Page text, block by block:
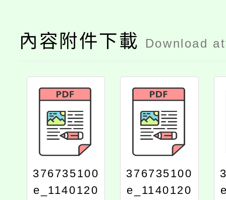
內容附件下載 Download
376735100
e_1140120
376735100
e_1140120